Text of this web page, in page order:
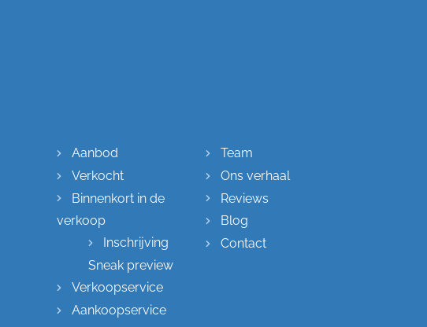
Aanbod
Verkocht
Binnenkort in de
verkoop
Inschrijving
Sneak preview
Verkoopservice
Aankoopservice
Team
Ons verhaal
Reviews
Blog
Contact